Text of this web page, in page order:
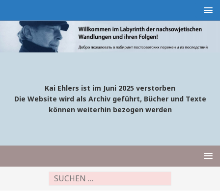
Kai Ehlers ist im Juni 2025 verstorben
Die Website wird als Archiv geführt, Bücher und Texte
können weiterhin bezogen werden